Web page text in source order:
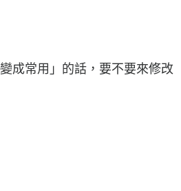
成常用」的話，要不要來修改